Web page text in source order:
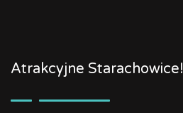
Atrakcyjne Starachowice!